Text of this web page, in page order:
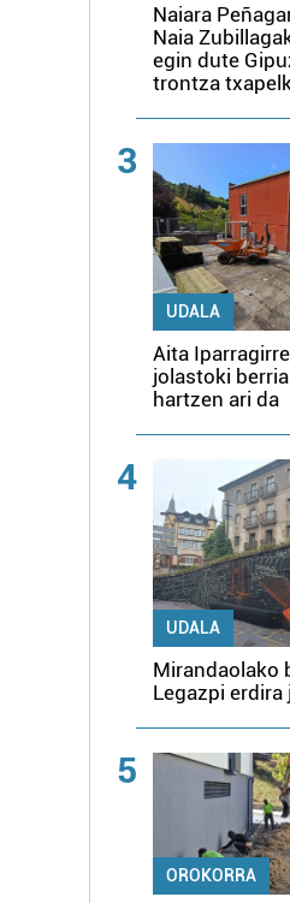
Naiara
Naia
egin dute
trontza
3
UDALA
Aita
jolastoki
hartzen ari da
4
UDALA
Mirandaolako
Legazpi
5
OROKORRA